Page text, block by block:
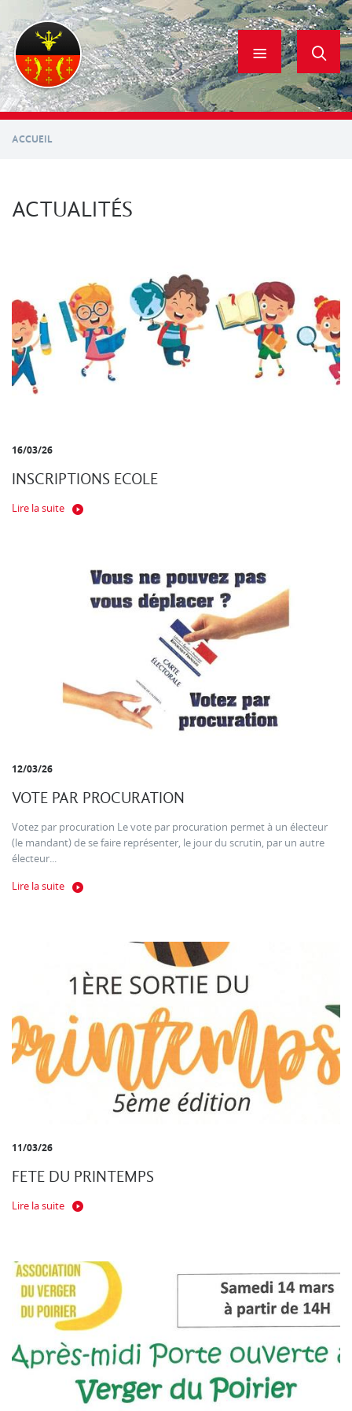
contenu
principal
ACCUEIL
ACTUALITÉS
16/03/26
INSCRIPTIONS ECOLE
Lire la suite
12/03/26
VOTE PAR PROCURATION
Votez par procuration Le vote par procuration permet à un électeur
(le mandant) de se faire représenter, le jour du scrutin, par un autre
électeur...
Lire la suite
11/03/26
FETE DU PRINTEMPS
Lire la suite